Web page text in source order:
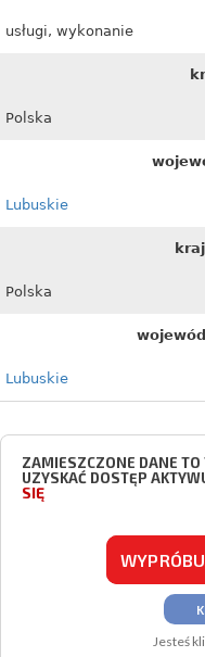
usługi, wykonanie
Polska
Lubuskie
Polska
Lubuskie
ZAMIESZCZONE DANE TO
UZYSKAĆ DOSTĘP
SIĘ
Jesteś